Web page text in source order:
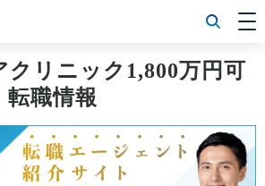
[常勤] 科目から探す
[常勤] 特徴から探す
常勤] エリアから探す
[非常勤] 科目から探す
Doctoruit医師転職特集
Doctoruitについて
運営者情報
プライバシーポリシー
クリニック1,800万円可
転職情報